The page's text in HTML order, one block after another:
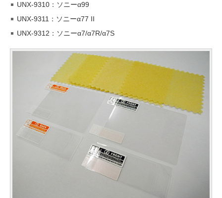
UNX-9310：ソニーα99
UNX-9311：ソニーα77 II
UNX-9312：ソニーα7/α7R/α7S